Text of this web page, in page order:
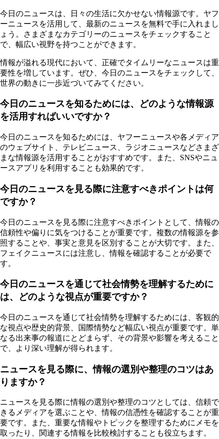
今日のニュースは、日々の生活に欠かせない情報源です。ヤフ
ーニュースを活用して、最新のニュースを無料で手に入れまし
ょう。さまざまなカテゴリーのニュースをチェックすること
で、幅広い視野を持つことができます。
情報が溢れる現代において、正確でタイムリーなニュースは重
要性を増しています。ぜひ、今日のニュースをチェックして、
世界の動きに一歩近づいてみてください。
今日のニュースを知るためには、どのような情報源
を活用すればいいですか？
今日のニュースを知るためには、ヤフーニュースや各メディア
のウェブサイト、テレビニュース、ラジオニュースなどさまざ
まな情報源を活用することがおすすめです。また、SNSやニュ
ースアプリを利用することも効果的です。
今日のニュースを見る際に注意すべきポイントは何
ですか？
今日のニュースを見る際に注意すべきポイントとして、情報の
信頼性や偏りに気をつけることが重要です。複数の情報源を参
照することや、事実と意見を区別することが大切です。また、
フェイクニュースには注意し、情報を確認することが必要で
す。
今日のニュースを通じて社会情勢を理解するために
は、どのような視点が重要ですか？
今日のニュースを通じて社会情勢を理解するためには、客観的
な視点や歴史的背景、国際情勢など幅広い視点が重要です。単
なる出来事の報道にとどまらず、その背景や影響を考えること
で、より深い理解が得られます。
ニュースを見る際に、情報の選別や整理のコツはあ
りますか？
ニュースを見る際に情報の選別や整理のコツとしては、信頼で
きるメディアを選ぶことや、情報の信憑性を確認することが重
要です。また、重要な情報やトピックを整理するためにメモを
取ったり、関連する情報を比較検討することも役立ちます。